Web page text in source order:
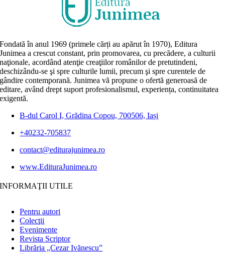
Fondată în anul 1969 (primele cărți au apărut în 1970), Editura
Junimea a crescut constant, prin promovarea, cu precădere, a culturii
naţionale, acordând atenţie creaţiilor românilor de pretutindeni,
deschizându-se şi spre culturile lumii, precum şi spre curentele de
gândire contemporană. Junimea vă propune o ofertă generoasă de
editare, având drept suport profesionalismul, experiența, continuitatea
exigentă.
B-dul Carol I, Grădina Copou, 700506, Iași
+40232-705837
contact@editurajunimea.ro
www.EdituraJunimea.ro
INFORMAŢII UTILE
Pentru autori
Colecţii
Evenimente
Revista Scriptor
Librăria „Cezar Ivănescu”